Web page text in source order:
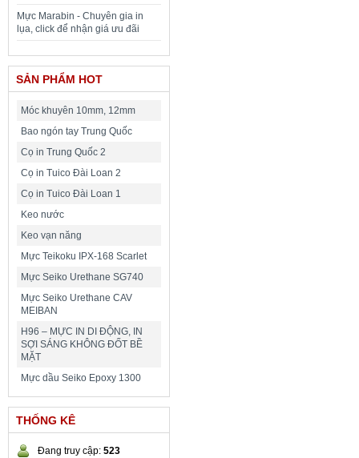
Mực Marabin - Chuyên gia in
lụa, click để nhận giá ưu đãi
SẢN PHẨM HOT
Móc khuyên 10mm, 12mm
Bao ngón tay Trung Quốc
Cọ in Trung Quốc 2
Cọ in Tuico Đài Loan 2
Cọ in Tuico Đài Loan 1
Keo nước
Keo vạn năng
Mực Teikoku IPX-168 Scarlet
Mực Seiko Urethane SG740
Mực Seiko Urethane CAV
MEIBAN
H96 – MỰC IN DI ĐỘNG, IN
SỢI SÁNG KHÔNG ĐỐT BỀ
MẶT
Mực dầu Seiko Epoxy 1300
THỐNG KÊ
Đang truy cập: 523